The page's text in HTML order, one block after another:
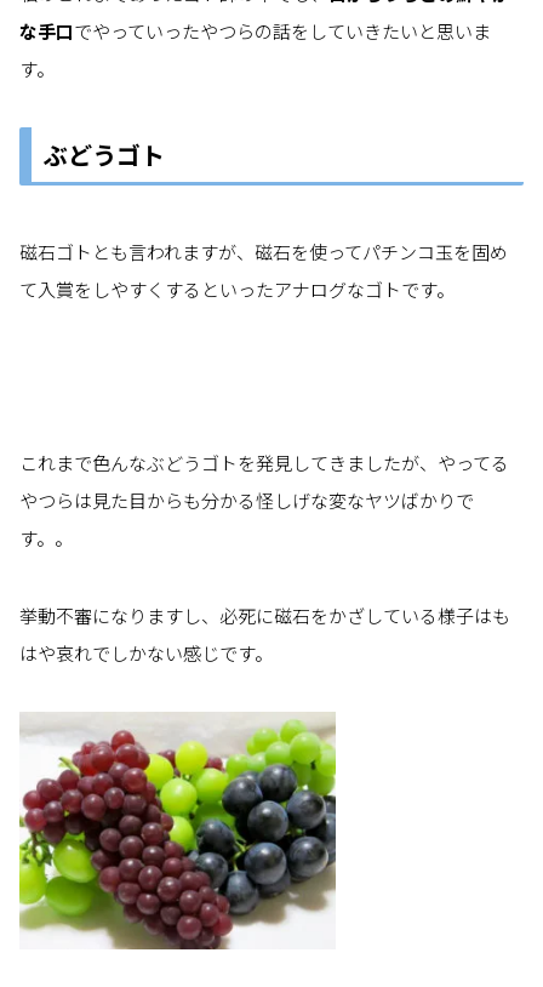
な手口でやっていったやつらの話をしていきたいと思いま
す。
ぶどうゴト
磁石ゴトとも言われますが、磁石を使ってパチンコ玉を固め
て入賞をしやすくするといったアナログなゴトです。
これまで色んなぶどうゴトを発見してきましたが、やってる
やつらは見た目からも分かる怪しげな変なヤツばかりで
す。。
挙動不審になりますし、必死に磁石をかざしている様子はも
はや哀れでしかない感じです。